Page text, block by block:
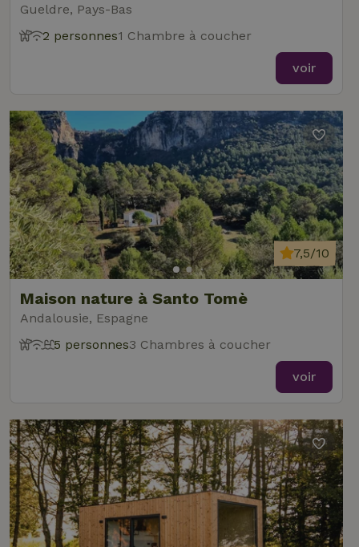
Gueldre, Pays-Bas
2 personnes1 Chambre à coucher
voir
Maison nature à Santo Tomè
Andalousie, Espagne
7,5/10
5 personnes3 Chambres à coucher
voir